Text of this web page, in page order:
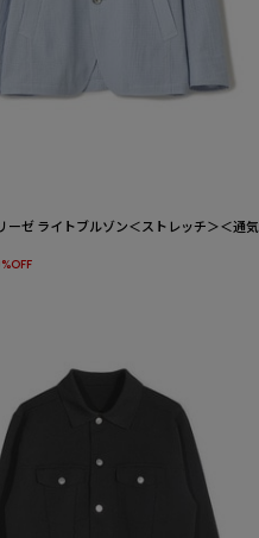
ーゼ ライトブルゾン＜ストレッチ＞＜通気